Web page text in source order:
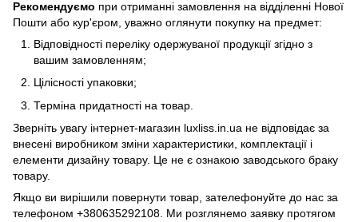
Рекомендуємо при отриманні замовлення на відділенні Нової
Пошти або кур'єром, уважно оглянути покупку на предмет:
Вiдповiдностi переліку одержуваної продукції згідно з
вашим замовленням;
Цiлiсностi упаковки;
Термiна придатності на товар.
Зверніть увагу інтернет-магазин luxliss.in.ua не відповідає за
внесені виробником зміни характеристики, комплектації і
елементи дизайну товару. Це не є ознакою заводського браку
товару.
Якщо ви вирішили повернути товар, зателефонуйте до нас за
телефоном +380635292108. Ми розглянемо заявку протягом